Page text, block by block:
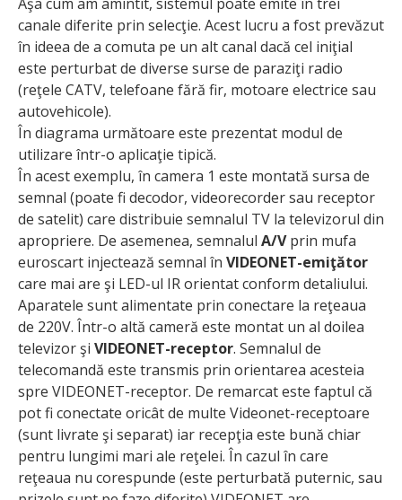
canale diferite prin selecţie. Acest lucru a fost prevăzut
în ideea de a comuta pe un alt canal dacă cel iniţial
este perturbat de diverse surse de paraziţi radio
(reţele CATV, telefoane fără fir, motoare electrice sau
autovehicole).
În diagrama următoare este prezentat modul de
utilizare într-o aplicaţie tipică.
În acest exemplu, în camera 1 este montată sursa de
semnal (poate fi decodor, videorecorder sau receptor
de satelit) care distribuie semnalul TV la televizorul din
apropriere. De asemenea, semnalul A/Vprin mufa
euroscart injectează semnal în VIDEONET-emiţător
care mai are şi LED-ul IR orientat conform detaliului.
Aparatele sunt alimentate prin conectare la reţeaua
de 220V. Într-o altă cameră este montat un al doilea
televizor şi VIDEONET-receptor. Semnalul de
telecomandă este transmis prin orientarea acesteia
spre VIDEONET-receptor. De remarcat este faptul că
pot fi conectate oricât de multe Videonet-receptoare
(sunt livrate şi separat) iar recepţia este bună chiar
pentru lungimi mari ale reţelei. În cazul în care
reţeaua nu corespunde (este perturbată puternic, sau